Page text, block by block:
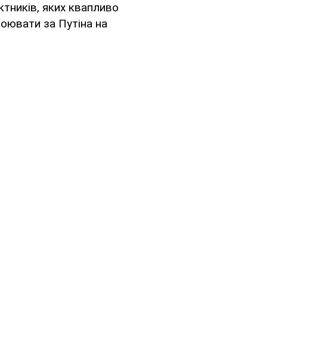
яких квапливо
за Путіна на